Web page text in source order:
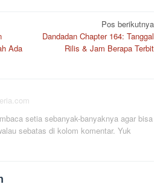
Ada
Pos berikutnya
Dandadan Chapter 164: Tanggal
Rilis & Jam Berapa Terbit
setia sebanyak-banyaknya agar bisa
sebatas di kolom komentar. Yuk